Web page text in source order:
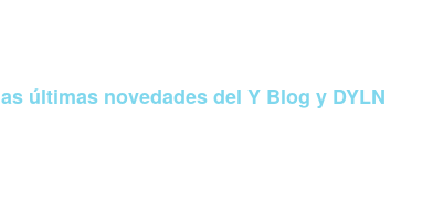
últimas novedades del Y Blog y DYLN